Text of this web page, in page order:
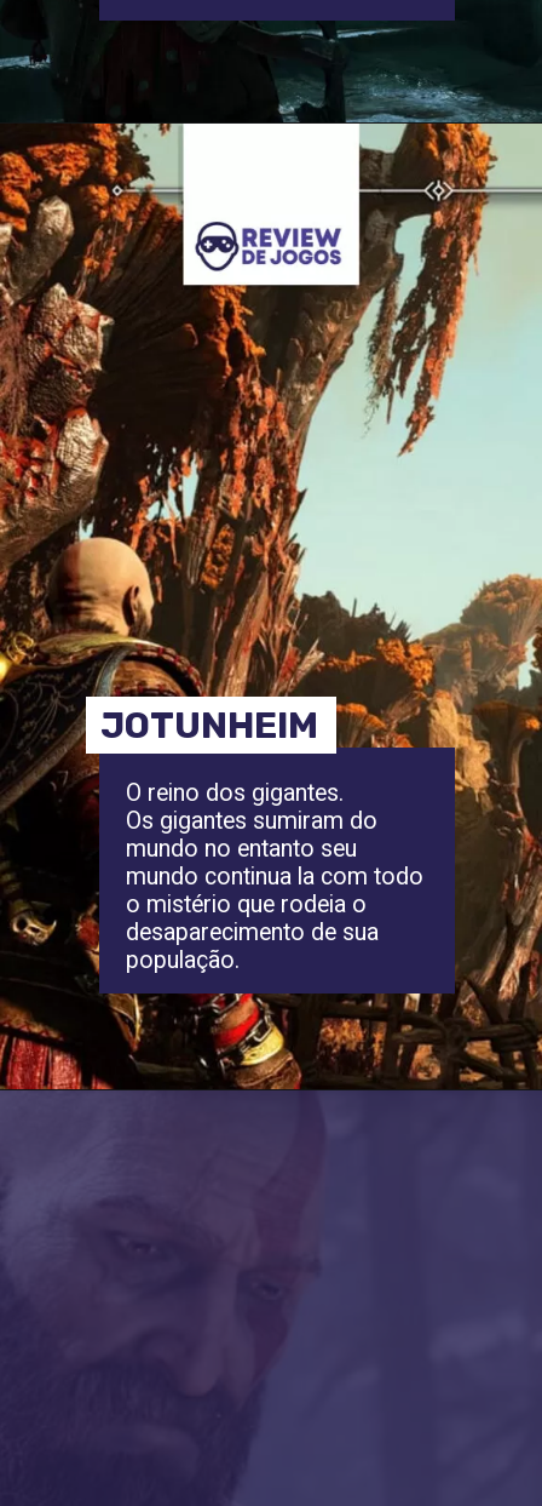
O reino dos gigantes.
Os gigantes sumiram do
mundo no entanto seu
mundo continua la com todo
o mistério que rodeia o
desaparecimento de sua
população.
JOTUNHEIM